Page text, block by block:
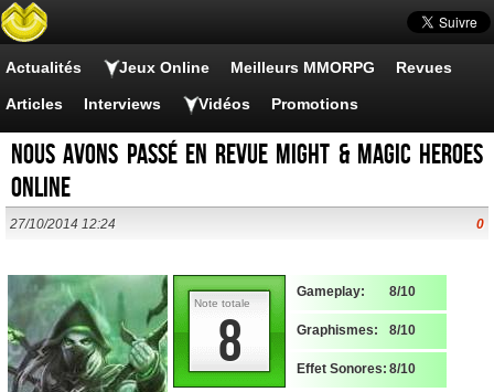
Actualités Jeux Online Meilleurs MMORPG Revues
Articles Interviews Vidéos Promotions
Nous avons passé en revue Might & Magic Heroes
Online
27/10/2014 12:24 0
8
Note totale
Gameplay: 8/10
Graphismes: 8/10
Effet Sonores: 8/10